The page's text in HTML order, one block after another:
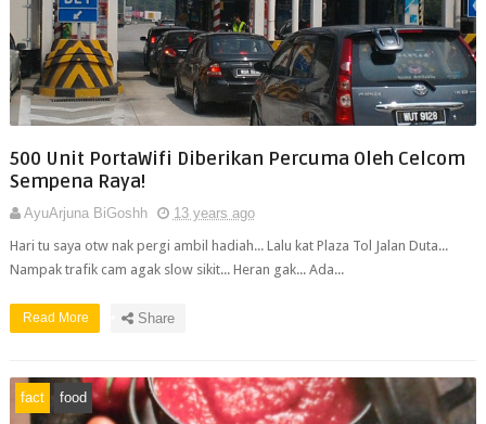
500 Unit PortaWifi Diberikan Percuma Oleh Celcom
Sempena Raya!
AyuArjuna BiGoshh
13 years ago
Hari tu saya otw nak pergi ambil hadiah... Lalu kat Plaza Tol Jalan Duta...
Nampak trafik cam agak slow sikit... Heran gak... Ada...
Read More Share
fact food